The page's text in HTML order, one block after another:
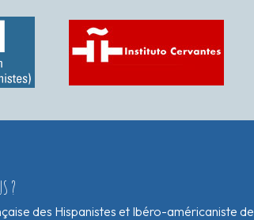
?
des Hispanistes et Ibéro-américaniste de